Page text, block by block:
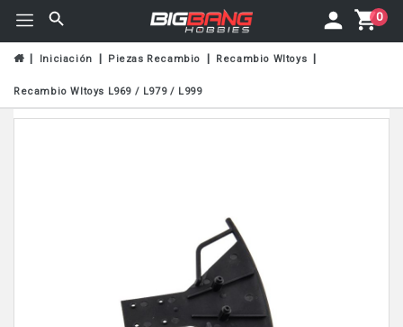
0
Iniciación Piezas Recambio Recambio Wltoys
Recambio Wltoys L969 / L979 / L999